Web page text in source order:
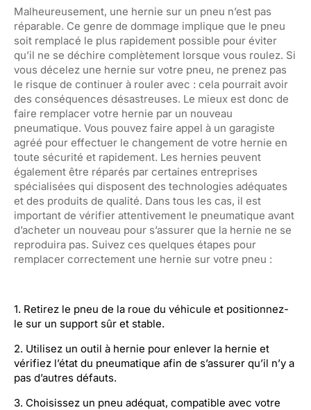
Malheureusement, une hernie sur un pneu n’est pas
réparable. Ce genre de dommage implique que le pneu
soit remplacé le plus rapidement possible pour éviter
qu’il ne se déchire complètement lorsque vous roulez. Si
vous décelez une hernie sur votre pneu, ne prenez pas
le risque de continuer à rouler avec : cela pourrait avoir
des conséquences désastreuses. Le mieux est donc de
faire remplacer votre hernie par un nouveau
pneumatique. Vous pouvez faire appel à un garagiste
agréé pour effectuer le changement de votre hernie en
toute sécurité et rapidement. Les hernies peuvent
également être réparés par certaines entreprises
spécialisées qui disposent des technologies adéquates
et des produits de qualité. Dans tous les cas, il est
important de vérifier attentivement le pneumatique avant
d’acheter un nouveau pour s’assurer que la hernie ne se
reproduira pas. Suivez ces quelques étapes pour
remplacer correctement une hernie sur votre pneu :
1. Retirez le pneu de la roue du véhicule et positionnez-
le sur un support sûr et stable.
2. Utilisez un outil à hernie pour enlever la hernie et
vérifiez l’état du pneumatique afin de s’assurer qu’il n’y a
pas d’autres défauts.
3. Choisissez un pneu adéquat, compatible avec votre